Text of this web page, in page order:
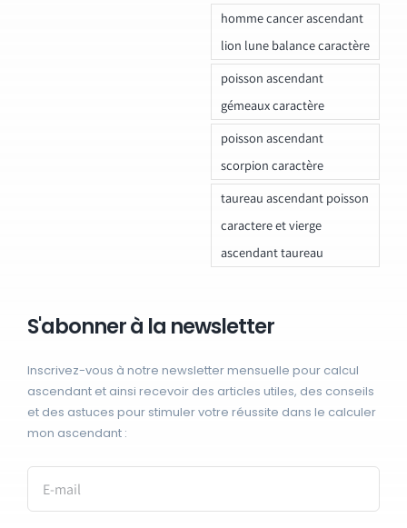
homme cancer ascendant
lion lune balance caractère
poisson ascendant
gémeaux caractère
poisson ascendant
scorpion caractère
taureau ascendant poisson
caractere et vierge
ascendant taureau
S'abonner à la newsletter
Inscrivez-vous à notre newsletter mensuelle pour calcul
ascendant et ainsi recevoir des articles utiles, des conseils
et des astuces pour stimuler votre réussite dans le calculer
mon ascendant :